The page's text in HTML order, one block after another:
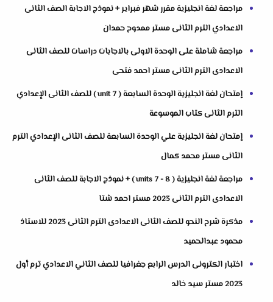
مراجعة لغة انجليزية مقرر شهر فبراير + نموذج الاجابة الصف الثانى
الاعدادي الترم الثانى مستر ممدوح حمدان
مراجعة شاملة على الوحدة الاولى بالاجابات دراسات للصف الثانى
الاعدادى الترم الثانى مستر احمد فتحى
إمتحان لغة انجليزية الوحدة السابعة ( unit 7 ) للصف الثانى الإعدادي
الترم الثانى كتاب الموسوعة
إمتحان لغة انجليزية علي الوحدة السابعة للصف الثانى الإعدادي الترم
الثانى مستر محمد كمال
مراجعة لغة انجليزية ( units 7 - 8 ) + نموذج الاجابة للصف الثانى
الاعدادى الترم الثانى 2023 مستر احمد شتا
مذكرة شرح النحو للصف الثانى الاعدادى الترم الثانى 2023 للاستاذ
محمود عبدالحميد
اختبار الكترونى الدرس الرابع جغرافيا للصف الثاني الاعدادي ترم أول
2023 مستر سيد خالد